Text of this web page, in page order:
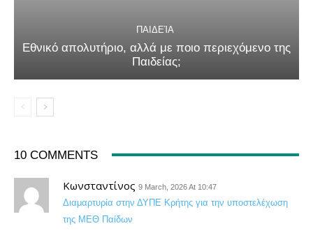
ΠΑΙΔΕΊΑ
Εθνικό απολυτήριο, αλλά με ποιο περιεχόμενο της
Παιδείας;
10 COMMENTS
Κωνσταντίνος 9 March, 2026 At 10:47
Διαμαρτυρία στην ΔΥΠΕ Κρήτης για την υποστελέχωση
της ΜΕΘ Παίδων